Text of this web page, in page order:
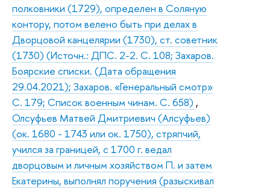
полковники (1729), определен в Соляную
контору, потом велено быть при делах в
Дворцовой канцелярии (1730), ст. советник
(1730) (Источн.: ДПС. 2-2. С. 108; Захаров.
Боярские списки. (Дата обращения
29.04.2021); Захаров. «Генеральный смотр»
С. 179; Список военным чинам. С. 658) ,
Олсуфьев Матвей Дмитриевич (Алсуфьев)
(ок. 1680 - 1743 или ок. 1750), стряпчий,
учился за границей, с 1700 г. ведал
дворцовым и личным хозяйством П. и затем
Екатерины, выполнял поручения (разыскивал